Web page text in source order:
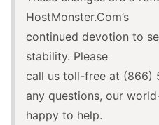
HostMonster.Com’s
continued devotion to
stability. Please
call us toll-free at (866)
any questions, our
happy to help.